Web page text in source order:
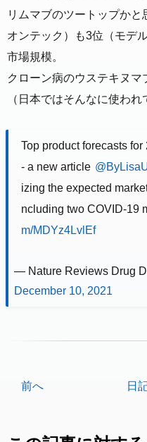
リムマブのツートップか
オンテック）も3位（モデ
市場規模。
クローン病のウステキヌ
（日本ではそんなに使わ
Top product forecasts for
- a new article
izing the expected
ncluding two COVID-19
m/MDYz4LvlEf
— Nature Reviews Drug
December 10, 2021
前へ 日